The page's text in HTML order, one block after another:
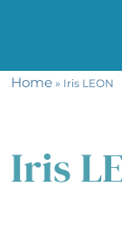
Home » Iris LEON
Iris